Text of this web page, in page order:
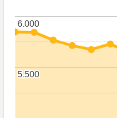
5.500
5.500
6.000
6.000